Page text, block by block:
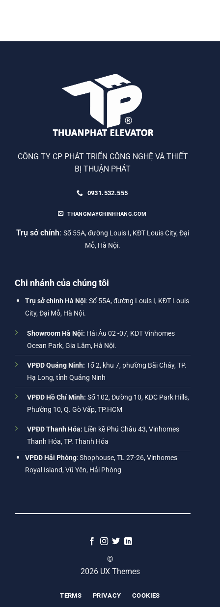
CÔNG TY CP PHÁT TRIỂN CÔNG NGHỆ VÀ THIẾT
BỊ THUẬN PHÁT
0931.532.555
THANGMAYCHINHHANG.COM
Trụ sở chính: Số 55A, đường Louis I, KĐT Louis City, Đại
Mỗ, Hà Nội.
Chi nhánh của chúng tôi
Trụ sở chính Hà Nội: Số 55A, đường Louis I, KĐT Louis
City, Đại Mỗ, Hà Nội.
Showroom Hà Nội: Hải Âu 02 -07, KĐT Vinhomes
Ocean Park, Gia Lâm, Hà Nội.
VPĐD Quảng Ninh: Tổ 2, khu 7, phường Bãi Cháy, TP.
Hạ Long, tỉnh Quảng Ninh
VPĐD Hồ Chí Minh: Số 102, Đường 10, KDC Park Hills,
Phường 10, Q. Gò Vấp, TP.HCM
VPĐD Thanh Hóa: Liền kề Phú Châu 43, Vinhomes
Thanh Hóa, TP. Thanh Hóa
VPĐD Hải Phòng: Shophouse, TL 27-26, Vinhomes
Royal Island, Vũ Yên, Hải Phòng
©
2026 UX Themes
TERMS PRIVACY COOKIES